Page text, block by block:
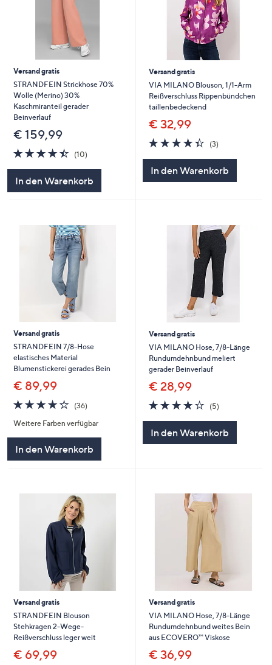
Versand gratis
STRANDFEIN Strickhose 70%
Wolle (Merino) 30%
Kaschmiranteil gerader
Beinverlauf
€ 159,99
4.4
von
(10)10
In den Warenkorb
Versand gratis
VIA MILANO Blouson, 1/1-Arm
Reißverschluss Rippenbündchen
taillenbedeckend
€ 32,99
4.3
von
(3)3
In den Warenkorb
Versand gratis
STRANDFEIN 7/8-Hose
elastisches Material
Blumenstickerei gerades Bein
€ 89,99
4.2
von
5
(36)36
Weitere Farben verfügbar
In den Warenkorb
Versand gratis
VIA MILANO Hose, 7/8-Länge
Rundumdehnbund meliert
gerader Beinverlauf
€ 28,99
4.0
von
(5)5
In den Warenkorb
Versand gratis
STRANDFEIN Blouson
Stehkragen 2-Wege-
Reißverschluss leger weit
€ 69,99
Versand gratis
VIA MILANO Hose, 7/8-Länge
Rundumdehnbund weites Bein
aus ECOVERO™ Viskose
€ 36,99